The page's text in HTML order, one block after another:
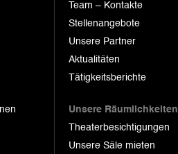
Team – Kontakte
Stellenangebote
Unsere Partner
Aktualitäten
Tätigkeitsberichte
Unsere Räumlichkeiten
Theaterbesichtigungen
Unsere Säle mieten